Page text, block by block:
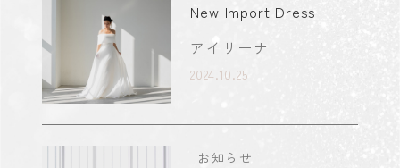
New Import Dress
アイリーナ
2024.10.25
お知らせ